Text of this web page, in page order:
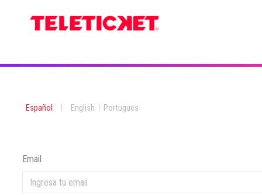
Español English Portugues
Email